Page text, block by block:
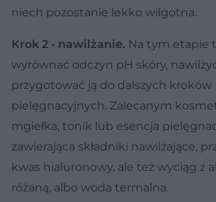
niech pozostanie lekko wilgotna.
Krok 2 - nawilżanie. Na tym etapie
wyrównać odczyn pH skóry,
przygotować ją do dalszych kroków
pielęgnacyjnych. Zalecanym
mgiełka, tonik lub esencja
zawierająca składniki nawilżające,
kwas hialuronowy, ale też wyciąg z
różaną, albo woda termalna.